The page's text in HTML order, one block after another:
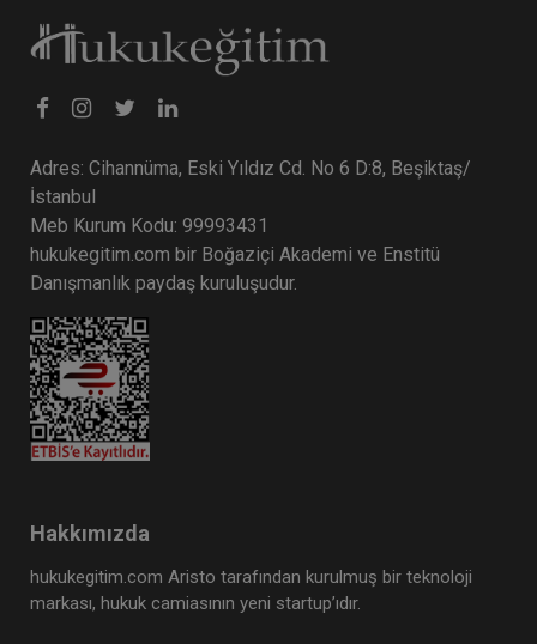
Adres: Cihannüma, Eski Yıldız Cd. No 6 D:8, Beşiktaş/
İstanbul
Meb Kurum Kodu: 99993431
hukukegitim.com bir Boğaziçi Akademi ve Enstitü
Danışmanlık paydaş kuruluşudur.
Hakkımızda
hukukegitim.com Aristo tarafından kurulmuş bir teknoloji
markası, hukuk camiasının yeni startup’ıdır.